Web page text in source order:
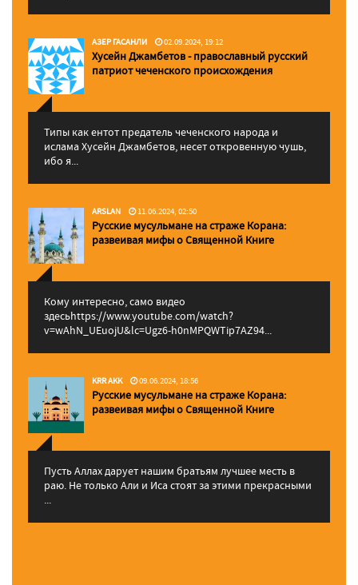
АЗЕР ГАСАНЛИ 02.09.2024, 19:12
Хусейн Джамбетов - православный русский
патриот чеченского происхождения
Типы как ентот предатель чеченского народа и
ислама Хусейн Джамбетов, несет откровенную чушь,
ибо я...
ARSLAN 11.06.2024, 02:50
Русские мусульмане на страже Корана:
pазвеивая мифы о Священной Книге
Кому интересно, само видео
здесьhttps://www.youtube.com/watch?
v=wAhN_UEuojU&lc=Ugz6-h0nMPQWTip7AZ94...
KRR AKK 09.06.2024, 18:56
Русские мусульмане на страже Корана:
pазвеивая мифы о Священной Книге
Пусть Аллах дарует нашим братьям лучшее месть в
раю. Не только Али и Иса стоят за этими прекрасными
...